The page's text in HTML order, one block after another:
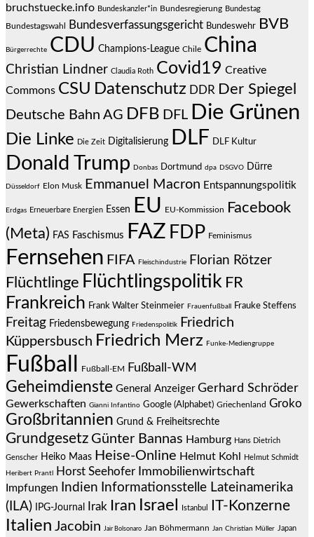
bruchstuecke.info Bundeskanzler*in Bundesregierung Bundestag
Bundestagswahl Bundesverfassungsgericht Bundeswehr BVB
Bürgerrechte CDU Champions-League Chile China
Christian Lindner Claudia Roth Covid19 Creative
Commons CSU Datenschutz DDR Der Spiegel
Deutsche Bahn AG DFB DFL Die Grünen
Die Linke Die Zeit Digitalisierung DLF DLF Kultur
Donald Trump Donbas Dortmund dpa DSGVO Dürre
Düsseldorf Elon Musk Emmanuel Macron Entspannungspolitik
Erdgas Erneuerbare Energien Essen EU EU-Kommission
Facebook
(Meta) FAS Faschismus FAZ FDP Feminismus
Fernsehen FIFA Fleischindustrie Florian Rötzer
Flüchtlinge Flüchtlingspolitik FR
Frankreich Frank Walter Steinmeier Frauenfußball Frauke Steffens
Freitag Friedensbewegung Friedenspolitik
Friedrich
Küppersbusch Friedrich Merz Funke-Mediengruppe
Fußball Fußball-EM Fußball-WM
Geheimdienste General Anzeiger Gerhard Schröder
Gewerkschaften Gianni Infantino Google (Alphabet) Griechenland Groko
Großbritannien Grund & Freiheitsrechte
Grundgesetz Günter Bannas Hamburg Hans Dietrich
Genscher Heiko Maas Heise-Online Helmut Kohl Helmut Schmidt
Heribert Prantl Horst Seehofer Immobilienwirtschaft
Impfungen Indien Informationsstelle Lateinamerika
(ILA)
IPG-Journal Irak Iran Israel Istanbul IT-Konzerne
Italien Jacobin Jair Bolsonaro Jan Böhmermann Jan Christian Müller Japan